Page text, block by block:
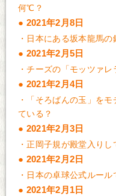
何℃？
2021年2月8日
・ 日本にある坂本龍馬の
2021年2月5日
・チーズの「モッツァレ
2021年2月4日
・
「そろばんの玉」を
ている？
2021年2月3日
・ 正岡子規が殿堂入りし
2021年2月2日
・ 日本の卓球公式ルール
2021年2月1日